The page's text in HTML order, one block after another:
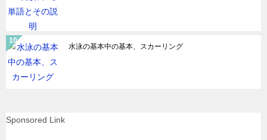
水泳の基本中の基本、スカーリング
Sponsored Link